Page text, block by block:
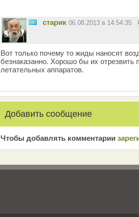
старик 06.08.2013 в 14:54:35
Вот только почему то жиды наносят
безнаказанно. Хорошо бы их отрезвить
летательных аппаратов.
Добавить сообщение
Чтобы добавлять комментарии